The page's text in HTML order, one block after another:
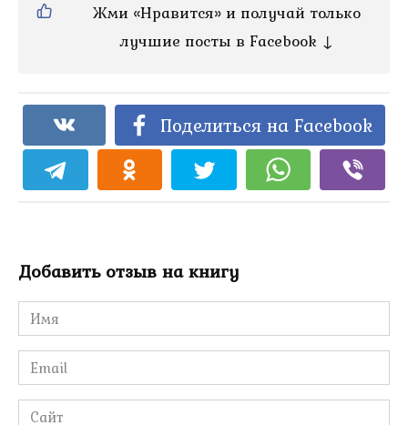
Жми «Нравится» и получай только
лучшие посты в Facebook ↓
Поделиться на Facebook
Добавить отзыв на книгу
Имя
*
Email
*
Сайт